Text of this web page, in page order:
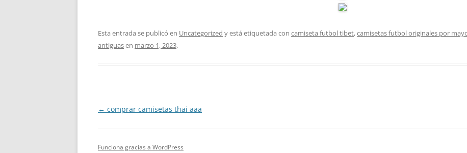
Esta entrada se publicó en Uncategorized y está etiquetada con camiseta futbol tibet,camisetas futbol originales por
antiguasen marzo 1, 2023.
Navegación
← comprar camisetas thai aaa
Funciona gracias a WordPress